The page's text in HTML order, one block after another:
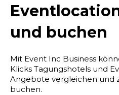
und buchen
Mit Event Inc Business
Klicks Tagungshotels und
Angebote vergleichen und
buchen.